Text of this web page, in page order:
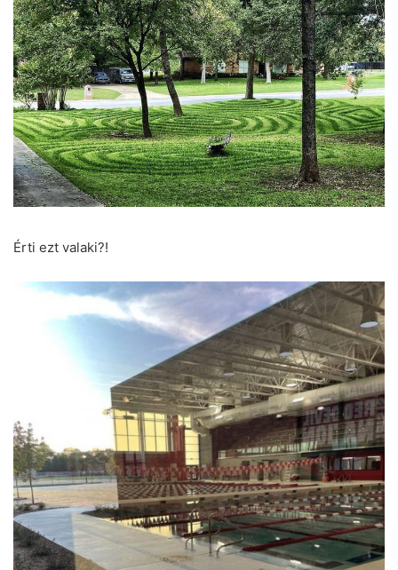
Érti ezt valaki?!